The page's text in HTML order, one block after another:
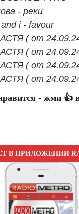
- реки
i - favour
( от
( от
( от
( от
- жми 👍
В ПРИЛОЖЕНИИ